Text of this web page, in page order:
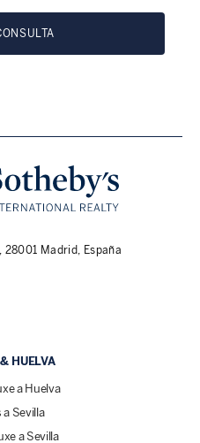
28001 Madrid, España
HUELVA
a Huelva
a Sevilla
a Sevilla